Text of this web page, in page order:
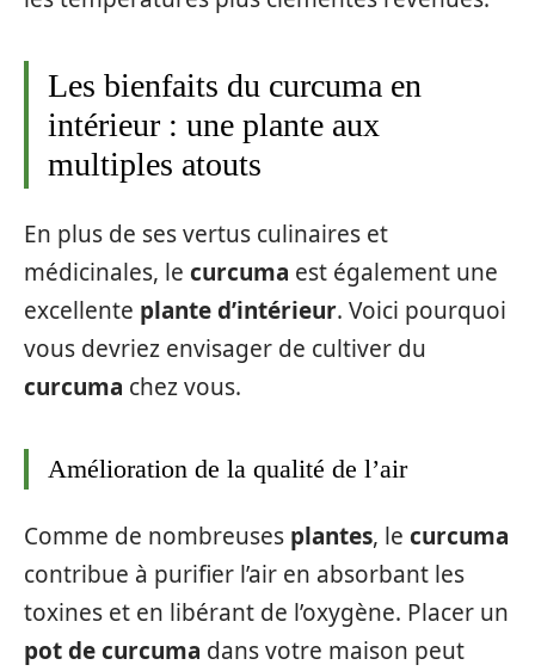
Les bienfaits du curcuma en
intérieur : une plante aux
multiples atouts
En plus de ses vertus culinaires et
médicinales, le curcuma est également une
excellente plante d’intérieur. Voici pourquoi
vous devriez envisager de cultiver du
curcuma chez vous.
Amélioration de la qualité de l’air
Comme de nombreuses plantes, le curcuma
contribue à purifier l’air en absorbant les
toxines et en libérant de l’oxygène. Placer un
pot de curcuma dans votre maison peut